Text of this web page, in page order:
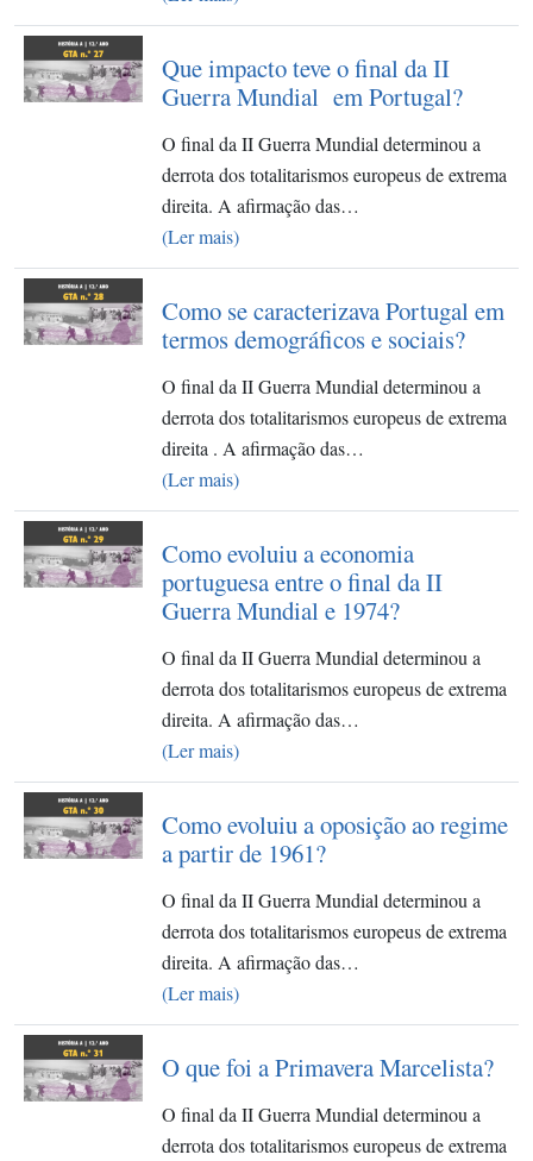
Que impacto teve o final da II
Guerra Mundial em Portugal?
O final da II Guerra Mundial determinou a
derrota dos totalitarismos europeus de extrema
direita. A afirmação das…
(Ler mais)
Como se caracterizava Portugal em
termos demográficos e sociais?
O final da II Guerra Mundial determinou a
derrota dos totalitarismos europeus de extrema
direita . A afirmação das…
(Ler mais)
Como evoluiu a economia
portuguesa entre o final da II
Guerra Mundial e 1974?
O final da II Guerra Mundial determinou a
derrota dos totalitarismos europeus de extrema
direita. A afirmação das…
(Ler mais)
Como evoluiu a oposição ao regime
a partir de 1961?
O final da II Guerra Mundial determinou a
derrota dos totalitarismos europeus de extrema
direita. A afirmação das…
(Ler mais)
O que foi a Primavera Marcelista?
O final da II Guerra Mundial determinou a
derrota dos totalitarismos europeus de extrema